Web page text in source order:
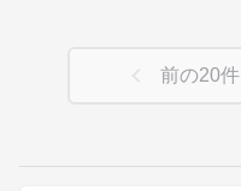
前の20件